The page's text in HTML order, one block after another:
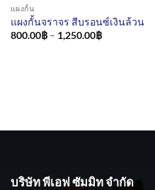
แผงกั้น
แผงกั้นจราจร สีบรอนซ์เงินล้วน
800.00฿ – 1,250.00฿Price
บริษัท พีเอฟ ซัมมิท จำกัด